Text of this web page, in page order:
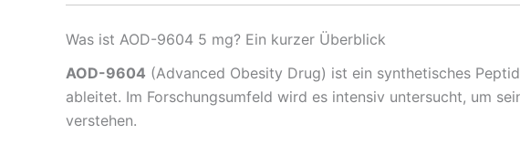
Was ist AOD-9604 5 mg? Ein kurzer Überblick
AOD-9604 (Advanced Obesity Drug) ist ein synthetisches
ableitet. Im Forschungsumfeld wird es intensiv untersucht, um
verstehen.